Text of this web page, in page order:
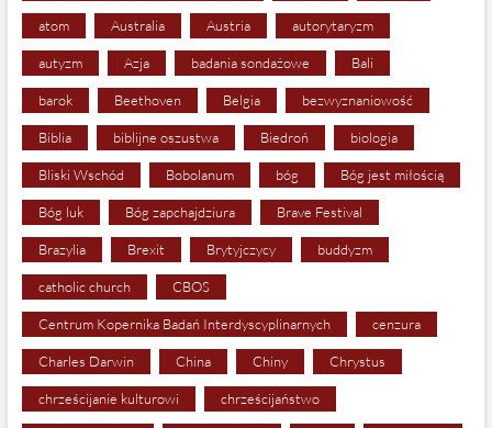
atom Australia Austria autorytaryzm
autyzm Azja badania sondażowe Bali
barok Beethoven Belgia bezwyznaniowość
Biblia biblijne oszustwa Biedroń biologia
Bliski Wschód Bobolanum bóg Bóg jest miłością
Bóg luk Bóg zapchajdziura Brave Festival
Brazylia Brexit Brytyjczycy buddyzm
catholic church CBOS
Centrum Kopernika Badań Interdyscyplinarnych cenzura
Charles Darwin China Chiny Chrystus
chrześcijanie kulturowi chrześcijaństwo